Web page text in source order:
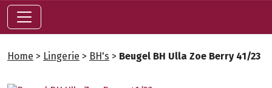
Home > Lingerie > BH's > Beugel BH Ulla Zoe Berry 41/23